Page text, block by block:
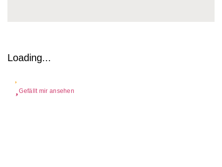
Gefällt mir ansehen
Loading...